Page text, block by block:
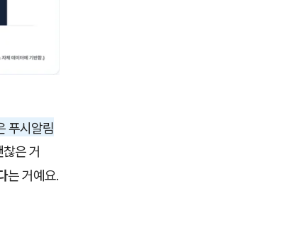
푸시알림
은 거
는 거예요.